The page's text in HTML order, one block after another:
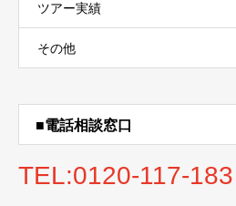
ツアー実績
その他
■電話相談窓口
TEL:0120-117-183